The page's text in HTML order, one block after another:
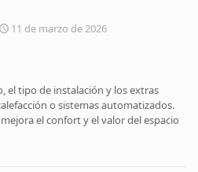
11 de marzo de 2026
el tipo de instalación y los extras
o sistemas automatizados.
el confort y el valor del espacio